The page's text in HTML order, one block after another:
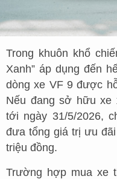
Trong khuôn khổ
Xanh” áp dụng đến
dòng xe VF 9 được
Nếu đang sở hữu xe
tới ngày 31/5/2026,
đưa tổng giá trị ưu
triệu đồng.
Trường hợp mua xe